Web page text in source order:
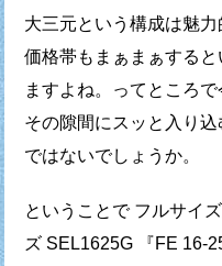
大三元という構成は魅
価格帯もまぁまぁする
ますよね。
ってところ
その隙間にスッと 入り
ではないでしょうか。
ということで フルサイ
ズ SEL1625G 『FE 16-